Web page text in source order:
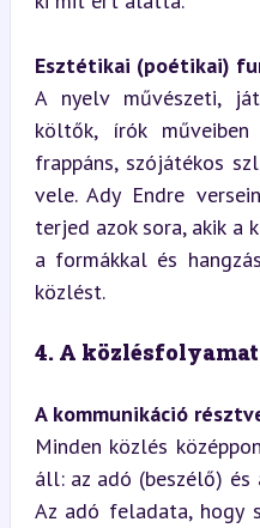
Esztétikai (poétikai)
A nyelv művészeti,
költők, írók
frappáns, szójátékos
vele. Ady Endre
terjed azok sora, akik a
a formákkal és
közlést.
4. A
A kommunikáció
Minden közlés
áll: az adó (beszélő)
Az adó feladata, hogy